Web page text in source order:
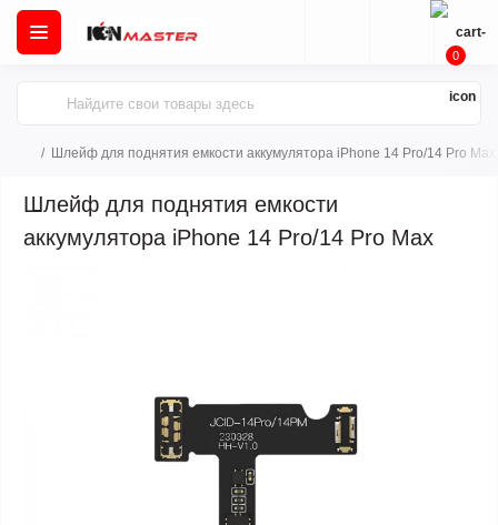
0
Шлейф для поднятия емкости аккумулятора iPhone 14 Pro/14 Pro Max
Шлейф для поднятия емкости
аккумулятора iPhone 14 Pro/14 Pro Max